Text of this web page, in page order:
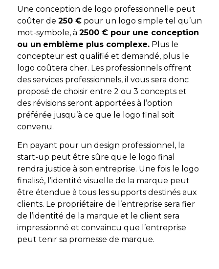
Une conception de logo professionnelle peut
coûter de 250 € pour un logo simple tel qu’un
mot-symbole, à 2500 € pour une conception
ou un emblème plus complexe. Plus le
concepteur est qualifié et demandé, plus le
logo coûtera cher. Les professionnels offrent
des services professionnels, il vous sera donc
proposé de choisir entre 2 ou 3 concepts et
des révisions seront apportées à l’option
préférée jusqu’à ce que le logo final soit
convenu.
En payant pour un design professionnel, la
start-up peut être sûre que le logo final
rendra justice à son entreprise. Une fois le logo
finalisé, l’identité visuelle de la marque peut
être étendue à tous les supports destinés aux
clients. Le propriétaire de l’entreprise sera fier
de l’identité de la marque et le client sera
impressionné et convaincu que l’entreprise
peut tenir sa promesse de marque.